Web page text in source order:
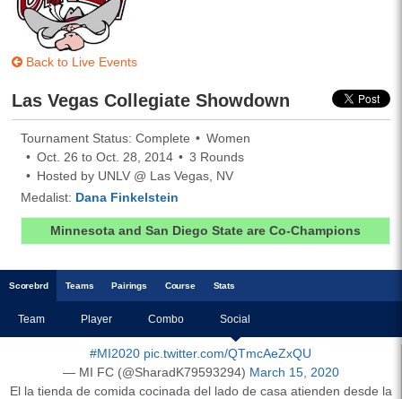
Back to Live Events
Las Vegas Collegiate Showdown
Tournament Status: Complete
Women
Oct. 26 to Oct. 28, 2014
3 Rounds
Hosted by UNLV @ Las Vegas, NV
Medalist: Dana Finkelstein
Minnesota and San Diego State are Co-Champions
Scorebrd
Team Player Combo Social
Teams Pairings Course Stats
#MI2020 pic.twitter.com/QTmcAeZxQU
— MI FC (@SharadK79593294) March 15, 2020
El la tienda de comida cocinada del lado de casa atienden desde la